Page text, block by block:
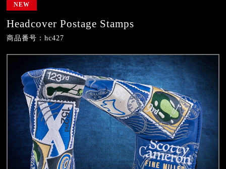
NEW
Headcover Postage Stamps
商品番号：hc427